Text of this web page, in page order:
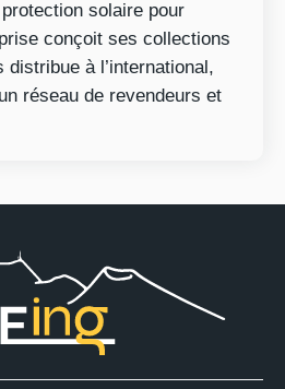
solaire pour
conçoit ses collections
distribue à l’international,
réseau de revendeurs et